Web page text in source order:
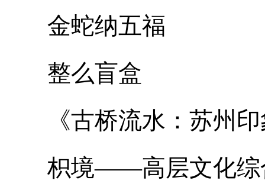
金蛇纳五福
整么盲盒
《古桥流水：苏州印
枳境——高层文化综